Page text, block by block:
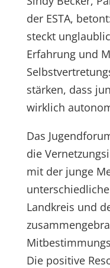
der ESTA,
steckt
Erfahrung und
stärken, dass
wirklich
Das
die
mit der junge
Landkreis und
Die positive